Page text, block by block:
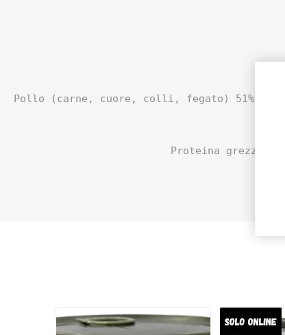
Pollo (carne, cuore, colli, fegato) 51%,
Proteina grezza